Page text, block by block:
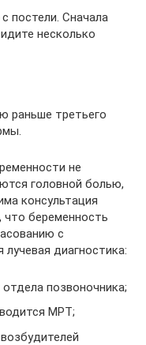
постели. Сначала
несколько
раньше третьего
не
головной болью,
консультация
что беременность
с
диагностика:
позвоночника;
МРТ;